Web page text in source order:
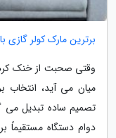
برترین مارک کولر گازی
وقتی صحبت از خنک
میان می آید، انتخاب
تصمیم ساده تبدیل می
دوام دستگاه مستقیماً